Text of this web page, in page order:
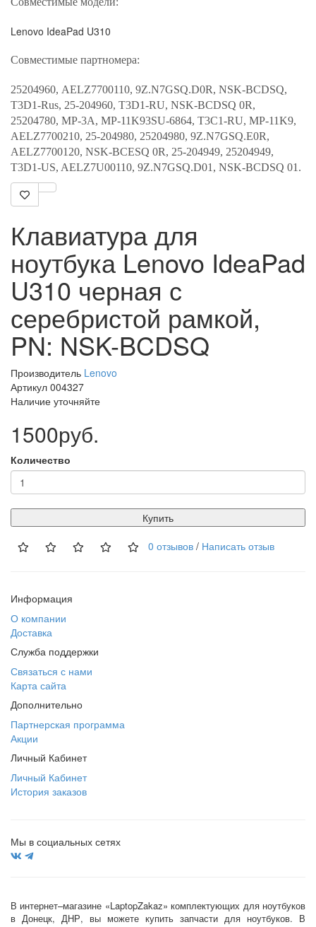
Lenovo IdeaPad U310
25204960, AELZ7700110, 9Z.N7GSQ.D0R, NSK-BCDSQ,
T3D1-Rus, 25-204960, T3D1-RU, NSK-BCDSQ 0R,
25204780, MP-3A, MP-11K93SU-6864, T3C1-RU, MP-11K9,
AELZ7700210, 25-204980, 25204980, 9Z.N7GSQ.E0R,
AELZ7700120, NSK-BCESQ 0R, 25-204949, 25204949,
T3D1-US, AELZ7U00110, 9Z.N7GSQ.D01, NSK-BCDSQ 01.
Клавиатура для
ноутбука Lenovo IdeaPad
U310 черная с
серебристой рамкой,
PN: NSK-BCDSQ
Производитель Lenovo
Артикул 004327
Наличие уточняйте
1500руб.
Количество
Купить
0 отзывов / Написать отзыв
Информация
О компании
Доставка
Служба поддержки
Связаться с нами
Карта сайта
Дополнительно
Партнерская программа
Акции
Личный Кабинет
Личный Кабинет
История заказов
Мы в социальных сетях
В интернет–магазине «LaptopZakaz» комплектующих для ноутбуков
в Донецк, ДНР, вы можете купить запчасти для ноутбуков. В